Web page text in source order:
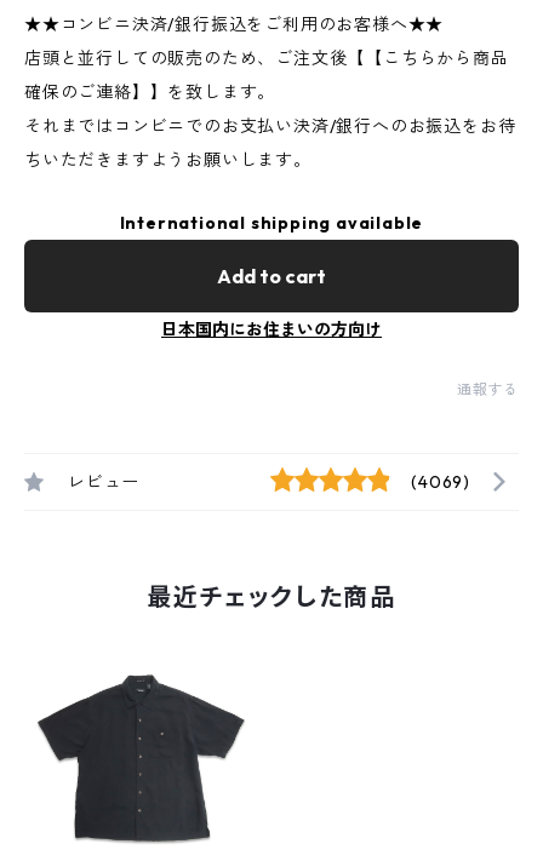
★★コンビニ決済/銀行振込をご利用のお客様へ★★
店頭と並行しての販売のため、ご注文後【【こちらから商品
確保のご連絡】】を致します。
それまではコンビニでのお支払い決済/銀行へのお振込をお待
ちいただきますようお願いします。
International shipping available
Add to cart
日本国内にお住まいの方向け
通報する
レビュー (4069)
最近チェックした商品